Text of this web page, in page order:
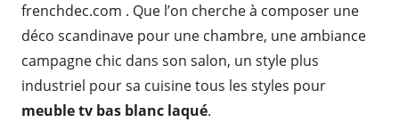
frenchdec.com . Que l’on cherche à composer une
déco scandinave pour une chambre, une ambiance
campagne chic dans son salon, un style plus
industriel pour sa cuisine tous les styles pour
meuble tv bas blanc laqué.